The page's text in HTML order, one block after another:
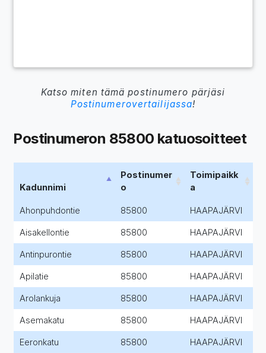
Katso miten tämä postinumero pärjäsi
Postinumerovertailijassa!
Postinumeron 85800 katuosoitteet
Kadunnimi
Postinumer
o
Toimipaikk
a
Ahonpuhdontie 85800 HAAPAJÄRVI
Aisakellontie 85800 HAAPAJÄRVI
Antinpurontie 85800 HAAPAJÄRVI
Apilatie 85800 HAAPAJÄRVI
Arolankuja 85800 HAAPAJÄRVI
Asemakatu 85800 HAAPAJÄRVI
Eeronkatu 85800 HAAPAJÄRVI